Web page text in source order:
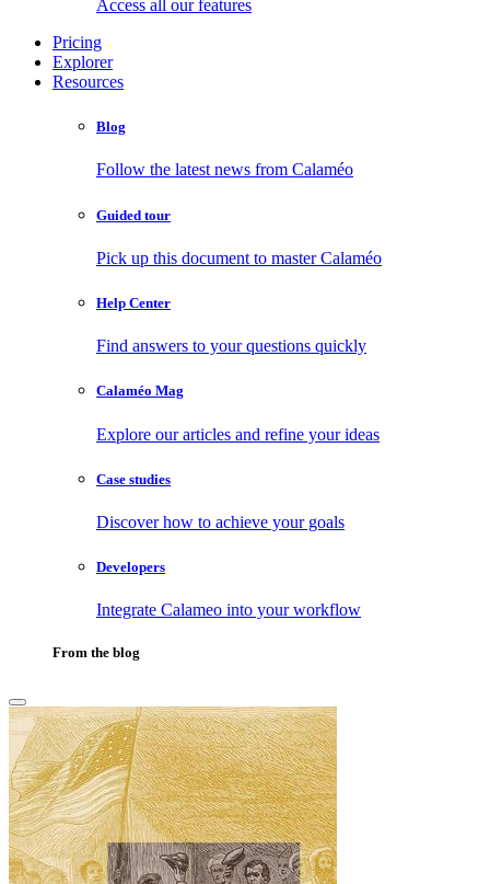
Access all our features
Pricing
Explorer
Resources
Blog
Follow the latest news from Calaméo
Guided tour
Pick up this document to master Calaméo
Help Center
Find answers to your questions quickly
Calaméo Mag
Explore our articles and refine your ideas
Case studies
Discover how to achieve your goals
Developers
Integrate Calameo into your workflow
From the blog